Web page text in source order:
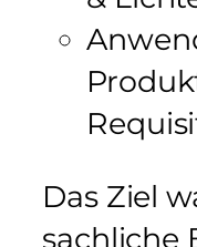
Das Ziel
sachliche